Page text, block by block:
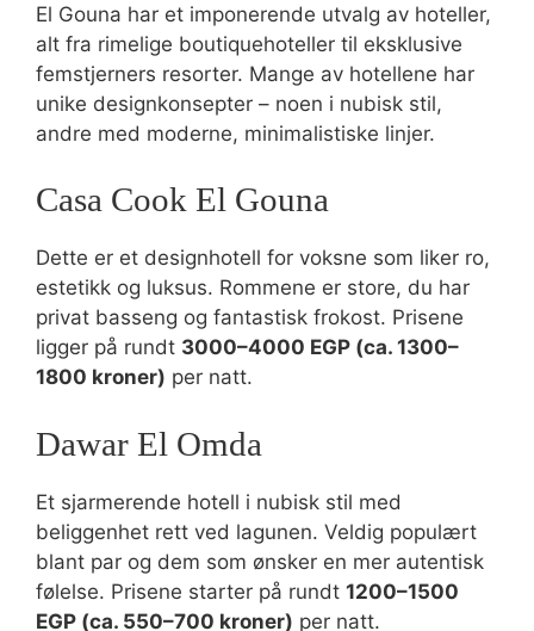
El Gouna har et imponerende utvalg av hoteller,
alt fra rimelige boutiquehoteller til eksklusive
femstjerners resorter. Mange av hotellene har
unike designkonsepter – noen i nubisk stil,
andre med moderne, minimalistiske linjer.
Casa Cook El Gouna
Dette er et designhotell for voksne som liker ro,
estetikk og luksus. Rommene er store, du har
privat basseng og fantastisk frokost. Prisene
ligger på rundt 3000–4000 EGP (ca. 1300–
1800 kroner) per natt.
Dawar El Omda
Et sjarmerende hotell i nubisk stil med
beliggenhet rett ved lagunen. Veldig populært
blant par og dem som ønsker en mer autentisk
følelse. Prisene starter på rundt 1200–1500
EGP (ca. 550–700 kroner) per natt.